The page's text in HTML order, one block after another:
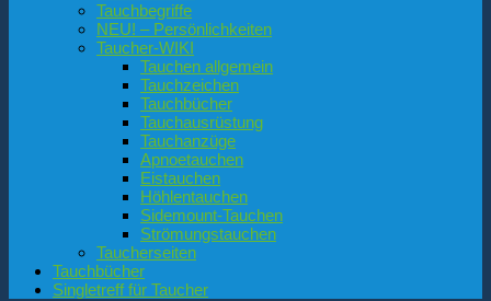
Tauchbegriffe
NEU! – Persönlichkeiten
Taucher-WIKI
Tauchen allgemein
Tauchzeichen
Tauchbücher
Tauchausrüstung
Tauchanzüge
Apnoetauchen
Eistauchen
Höhlentauchen
Sidemount-Tauchen
Strömungstauchen
Taucherseiten
Tauchbücher
Singletreff für Taucher